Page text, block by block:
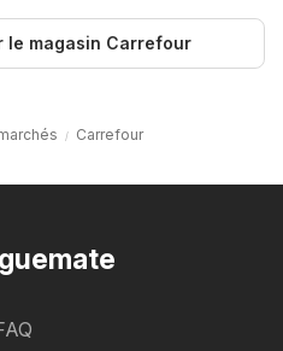
le magasin Carrefour
Carrefour